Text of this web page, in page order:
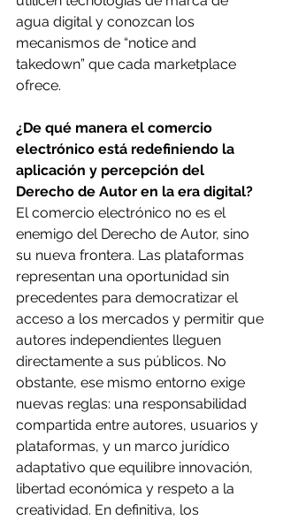
agua digital y conozcan los
mecanismos de “notice and
takedown” que cada marketplace
ofrece.
¿De qué manera el comercio
electrónico está redefiniendo la
aplicación y percepción del
Derecho de Autor en la era digital?
El comercio electrónico no es el
enemigo del Derecho de Autor, sino
su nueva frontera. Las plataformas
representan una oportunidad sin
precedentes para democratizar el
acceso a los mercados y permitir que
autores independientes lleguen
directamente a sus públicos. No
obstante, ese mismo entorno exige
nuevas reglas: una responsabilidad
compartida entre autores, usuarios y
plataformas, y un marco jurídico
adaptativo que equilibre innovación,
libertad económica y respeto a la
creatividad. En definitiva, los